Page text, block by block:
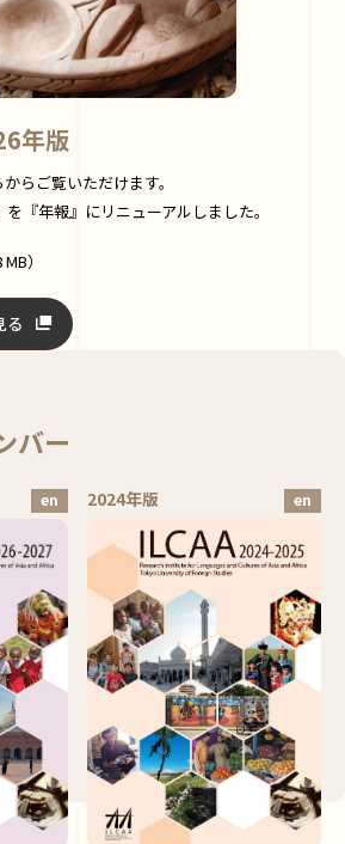
年版
らご覧いただけます。
『年報』にリニューアルしました。
MB）
る
バー
en 2024年版 en